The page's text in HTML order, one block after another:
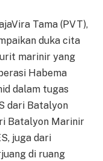
Tama (PVT),
duka cita
marinir yang
Habema
dalam tugas
dari Batalyon
Batalyon Marinir
juga dari
di ruang